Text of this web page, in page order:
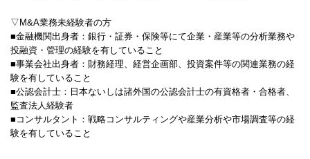
▽M&A業務未経験者の方
■金融機関出身者：銀行・証券・保険等にて企業・産業等の分析業務や
投融資・管理の経験を有していること
■事業会社出身者：財務経理、経営企画部、投資案件等の関連業務の経
験を有していること
■公認会計士：日本ないしは諸外国の公認会計士の有資格者・合格者、
監査法人経験者
■コンサルタント：戦略コンサルティングや産業分析や市場調査等の経
験を有していること